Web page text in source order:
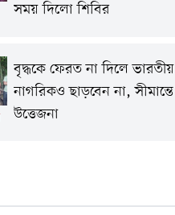
সময় দিলো শিবির
বৃদ্ধকে ফেরত না দিলে ভারতীয়
নাগরিকও ছাড়বেন না, সীমান্তে
উত্তেজনা